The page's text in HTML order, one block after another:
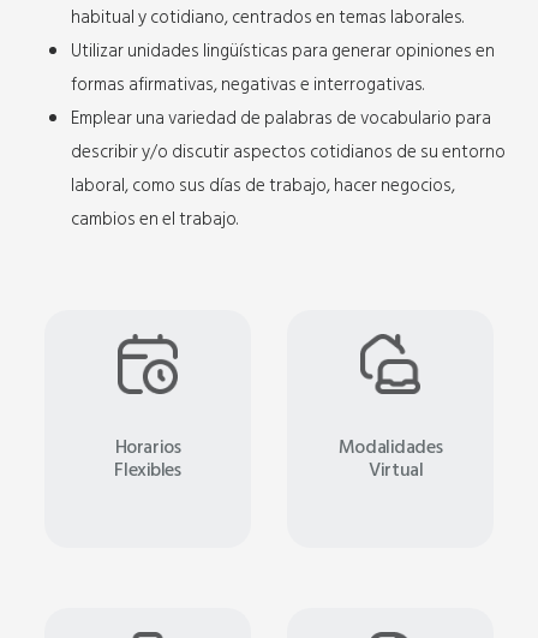
habitual y cotidiano, centrados en temas laborales.
Utilizar unidades lingüísticas para generar opiniones en
formas afirmativas, negativas e interrogativas.
Emplear una variedad de palabras de vocabulario para
describir y/o discutir aspectos cotidianos de su entorno
laboral, como sus días de trabajo, hacer negocios,
cambios en el trabajo.
Horarios
Flexibles
Modalidades
Virtual